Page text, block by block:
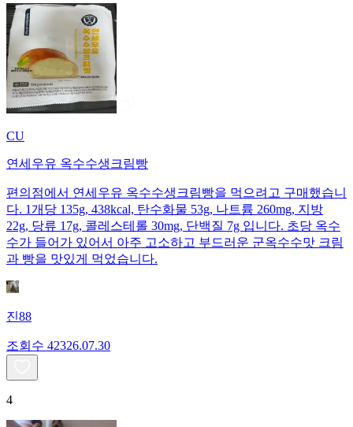
CU
연세우유 옥수수생크림빵
편의점에서 연세우유 옥수수생크림빵을 먹으려고 구매했습니
다. 1개당 135g, 438kcal, 탄수화물 53g, 나트륨 260mg, 지방
22g, 당류 17g, 콜레스테롤 30mg, 단백질 7g 입니다. 초당 옥수
수가 들어가 있어서 아주 고소하고 부드러운 군옥수수맛 크림
과 빵을 맛있게 먹었습니다.
진88
조회수 42326.07.30
4